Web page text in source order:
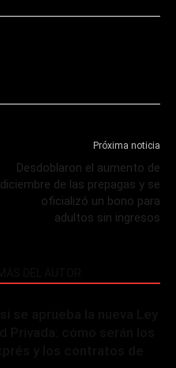
Próxima noticia
Desdoblaron el aumento de
diciembre de las prepagas y se
oficializó un bono para
adultos sin ingresos